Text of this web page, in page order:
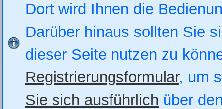
Dort wird Ihnen die
Darüber hinaus sollten Sie
dieser Seite nutzen zu
Registrierungsformular, um
Sie sich ausführlich über